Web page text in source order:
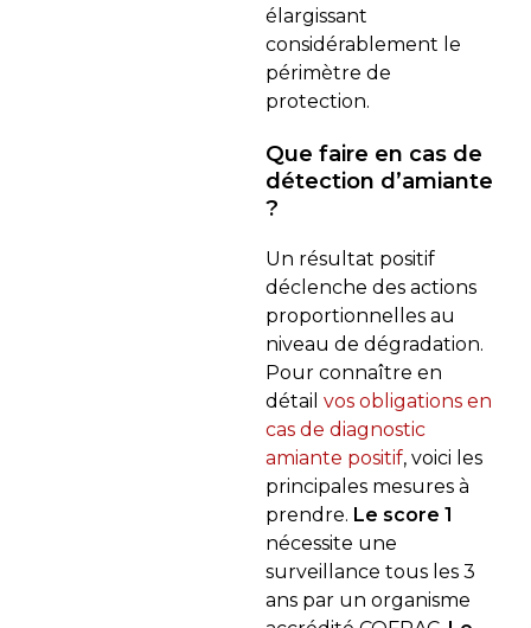
élargissant
considérablement le
périmètre de
protection.
Que faire en cas de
détection d’amiante
?
Un résultat positif
déclenche des actions
proportionnelles au
niveau de dégradation.
Pour connaître en
détail vos obligations en
cas de diagnostic
amiante positif, voici les
principales mesures à
prendre. Le score 1
nécessite une
surveillance tous les 3
ans par un organisme